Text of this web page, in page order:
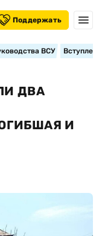
Поддержать
ВСУ
ДВА
И